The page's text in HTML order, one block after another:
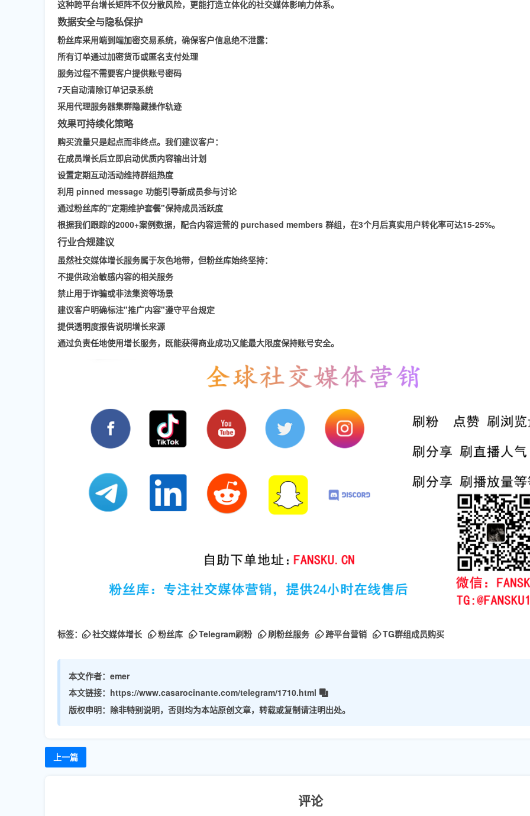
这种跨平台增长矩阵不仅分散风险，更能打造立体化的社交媒体影响力体系。
数据安全与隐私保护
粉丝库采用端到端加密交易系统，确保客户信息绝不泄露：
所有订单通过加密货币或匿名支付处理
服务过程不需要客户提供账号密码
7天自动清除订单记录系统
采用代理服务器集群隐藏操作轨迹
效果可持续化策略
购买流量只是起点而非终点。我们建议客户：
在成员增长后立即启动优质内容输出计划
设置定期互动活动维持群组热度
利用 pinned message 功能引导新成员参与讨论
通过粉丝库的"定期维护套餐"保持成员活跃度
根据我们跟踪的2000+案例数据，配合内容运营的 purchased members 群组，在3个月后真实用户转化率可达15-25%。
行业合规建议
虽然社交媒体增长服务属于灰色地带，但粉丝库始终坚持：
不提供政治敏感内容的相关服务
禁止用于诈骗或非法集资等场景
建议客户明确标注"推广内容"遵守平台规定
提供透明度报告说明增长来源
通过负责任地使用增长服务，既能获得商业成功又能最大限度保持账号安全。
标签： 社交媒体增长 粉丝库 Telegram刷粉 刷粉丝服务 跨平台营销 TG群组成员购买
本文作者： emer
本文链接： https://www.casarocinante.com/telegram/1710.html
版权申明： 除非特别说明，否则均为本站原创文章，转载或复制请注明出处。
上一篇
评论